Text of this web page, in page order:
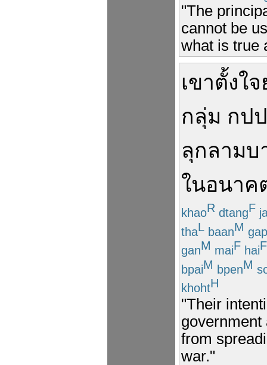
"The
cannot be
what is true
เขาตั้งใจ
กลุ่ม กป
ลุกลามบ
ในอนาค
khaoR dtangF
thaL baanM gap
ganM maiF haiF
bpaiM bpenM
khohtH
"Their
government
from
war."